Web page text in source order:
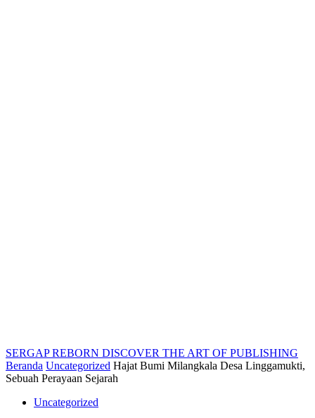
SERGAP REBORN DISCOVER THE ART OF PUBLISHING
Beranda Uncategorized Hajat Bumi Milangkala Desa Linggamukti,
Sebuah Perayaan Sejarah
Uncategorized